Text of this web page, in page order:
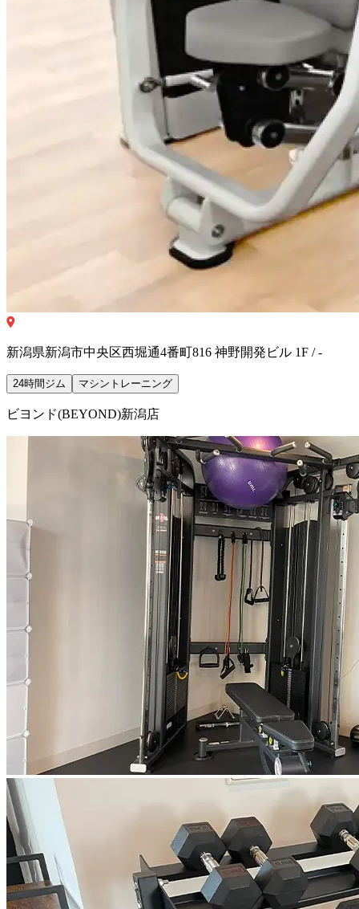
新潟県新潟市中央区西堀通4番町816 神野開発ビル 1F / -
24時間ジム マシントレーニング
ビヨンド(BEYOND)新潟店